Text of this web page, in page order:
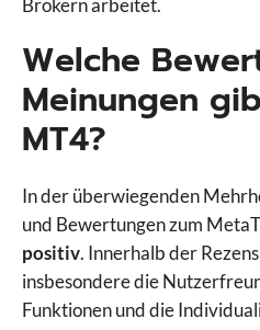
Brokern arbeitet.
Welche
Meinungen
MT4?
In der überwiegenden
und Bewertungen zum
positiv. Innerhalb der
insbesondere die
Funktionen und die